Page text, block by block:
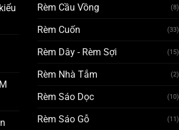
Rèm Cầu Vồng (8)
Rèm Cuốn (33)
Rèm Dây - Rèm Sợi (15)
Rèm Nhà Tắm (2)
Rèm Sáo Dọc (10)
Rèm Sáo Gỗ (11)